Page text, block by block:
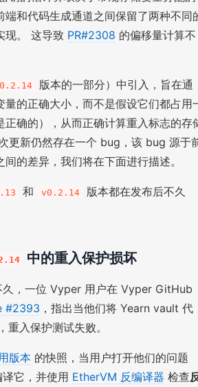
端和代码生成通道之间保留了两种不同
现。 这导致 PR#2308 的偏移量计算不
版本的一部分）中引入，旨在通
量的正确大小，而不是假设它们都占用
正确的），从而正确计算重入标志的存
更新仍然存在一个 bug，该 bug 源于
的差异，我们将在下面进行描述。
和 v0.2.14
版本都在发布后不久
中的重入保护损坏
久，一位 Vyper 用户在 Vyper GitHub
#2393 ，指出当他们将 Yearn vault 代
重入保护测试失败。
版本 的快照，当用户打开他们的问题
译它，并使用 EtherVM 反编译器 检查